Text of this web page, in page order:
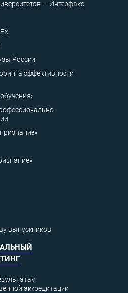
— Интерфакс
России
эффективности
выпускников
аккредитации